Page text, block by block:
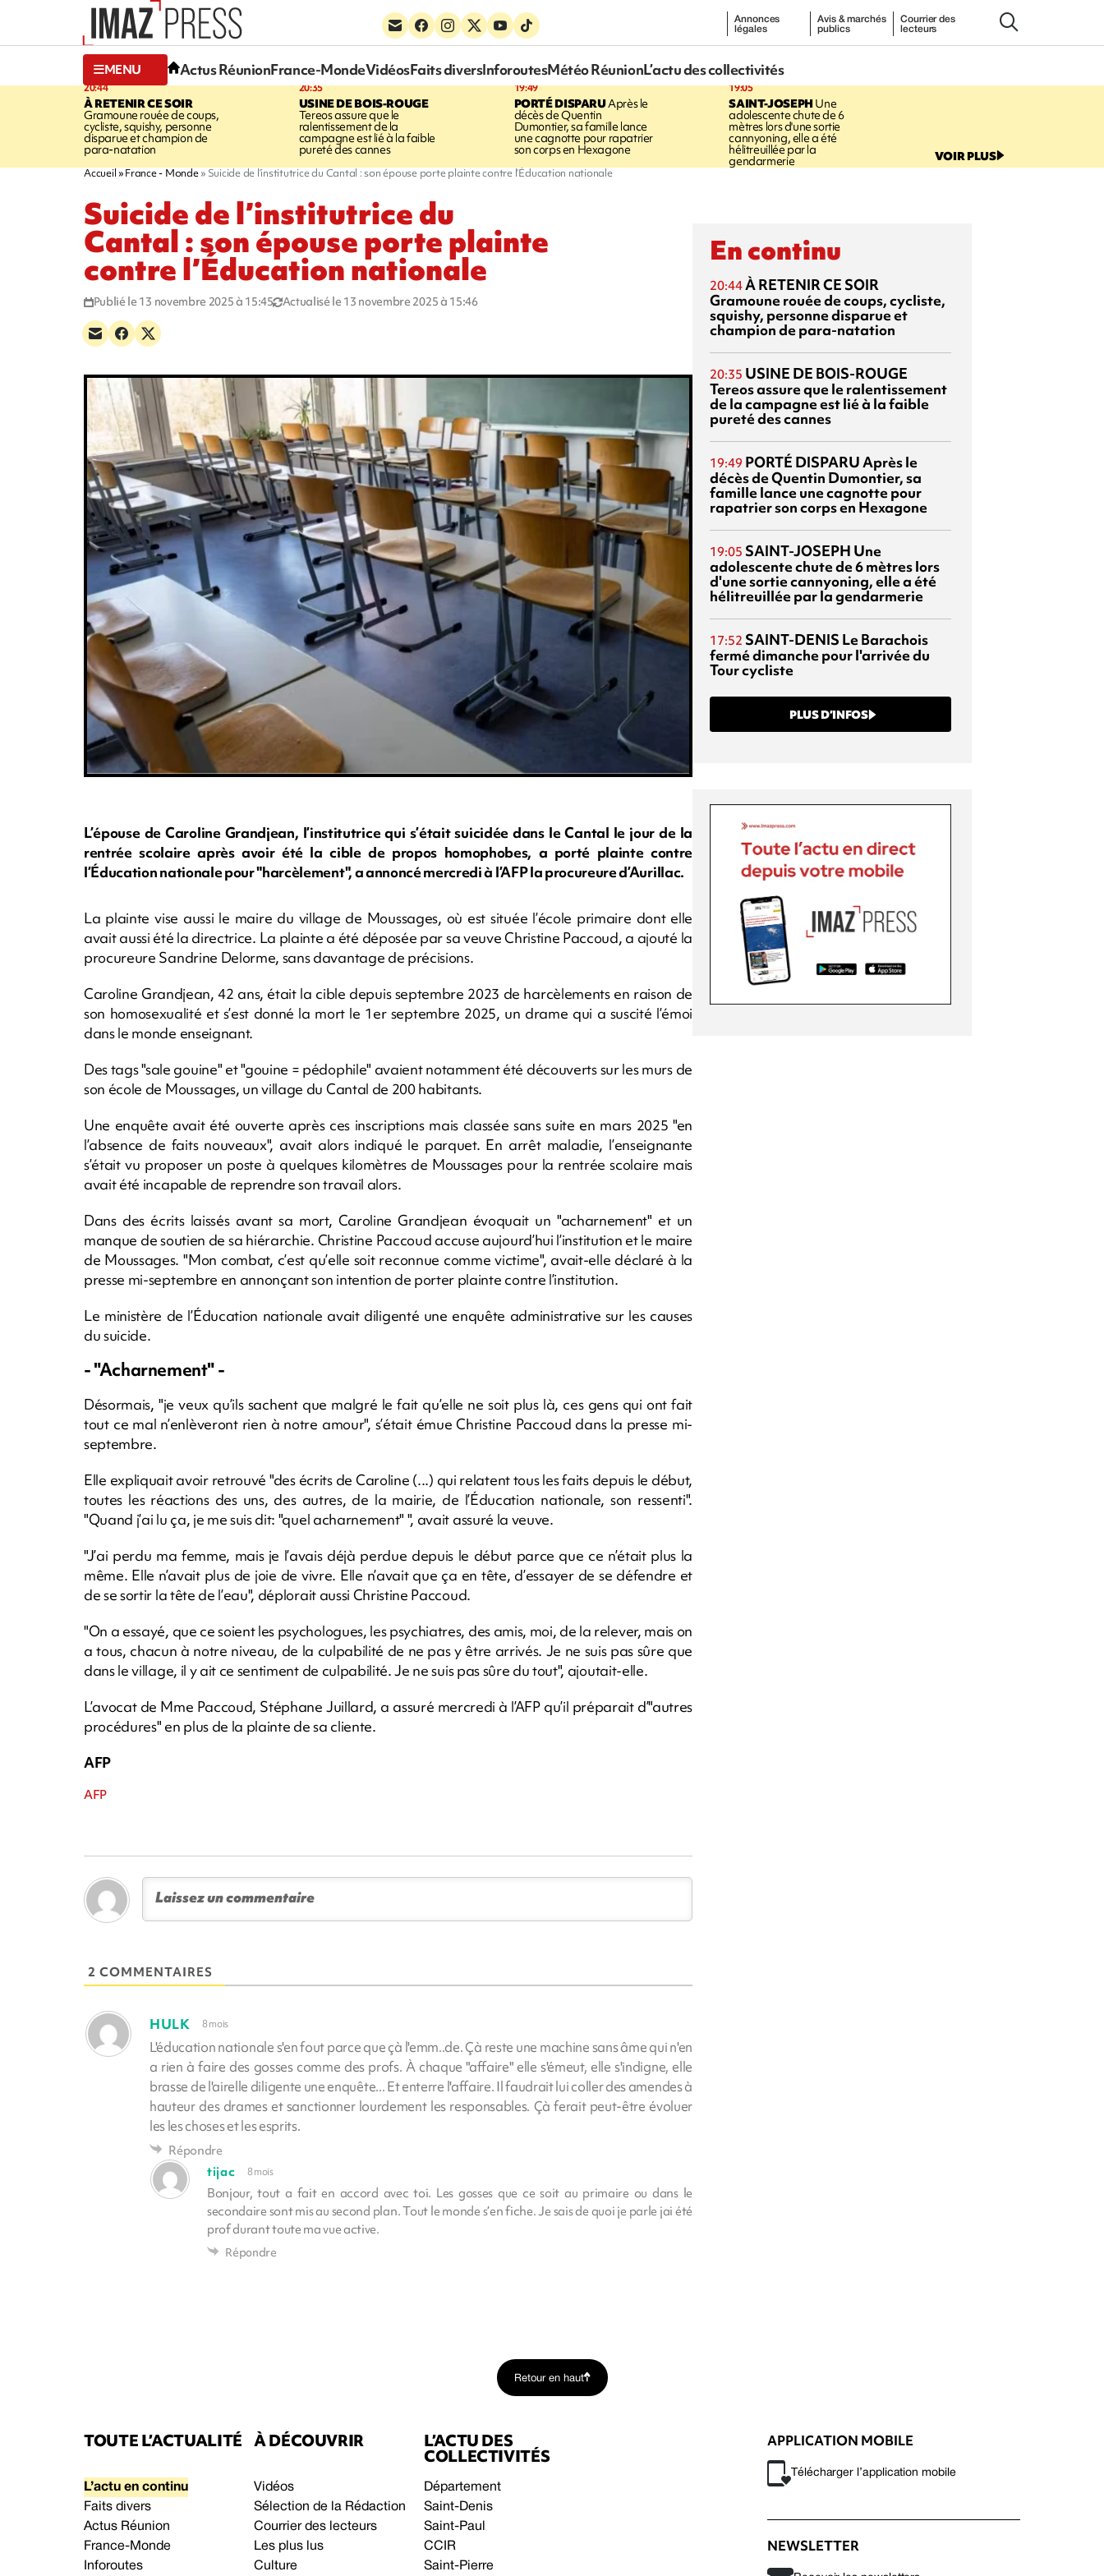
Annonces
légales
Avis & marchés
publics
Courrier des
lecteurs
MENU Actus RéunionFrance-MondeVidéosFaits diversInforoutesMétéo RéunionL’actu des collectivités
20:44
À RETENIR CE SOIR
Gramoune rouée de coups,
cycliste, squishy, personne
disparue et champion de
para-natation
20:35
USINE DE BOIS-ROUGE
Tereos assure que le
ralentissement de la
campagne est lié à la faible
pureté des cannes
19:49
PORTÉ DISPARUAprès le
décès de Quentin
Dumontier, sa famille lance
une cagnotte pour rapatrier
son corps en Hexagone
19:05
SAINT-JOSEPHUne
adolescente chute de 6
mètres lors d'une sortie
cannyoning, elle a été
hélitreuillée par la
gendarmerie VOIR PLUS
Accueil France - Monde Suicide de l’institutrice du Cantal : son épouse porte plainte contre l’Éducation nationale
Suicide de l’institutrice du
Cantal : son épouse porte plainte
contre l’Éducation nationale
Publié le 13 novembre 2025 à 15:45 Actualisé le 13 novembre 2025 à 15:46
L’épouse de Caroline Grandjean, l’institutrice qui s’était suicidée dans le Cantal le jour de la
rentrée scolaire après avoir été la cible de propos homophobes, a porté plainte contre
l’Éducation nationale pour "harcèlement", a annoncé mercredi à l’AFP la procureure d’Aurillac.
La plainte vise aussi le maire du village de Moussages, où est située l’école primaire dont elle
avait aussi été la directrice. La plainte a été déposée par sa veuve Christine Paccoud, a ajouté la
procureure Sandrine Delorme, sans davantage de précisions.
Caroline Grandjean, 42 ans, était la cible depuis septembre 2023 de harcèlements en raison de
son homosexualité et s’est donné la mort le 1er septembre 2025, un drame qui a suscité l’émoi
dans le monde enseignant.
Des tags "sale gouine" et "gouine = pédophile" avaient notamment été découverts sur les murs de
son école de Moussages, un village du Cantal de 200 habitants.
Une enquête avait été ouverte après ces inscriptions mais classée sans suite en mars 2025 "en
l’absence de faits nouveaux", avait alors indiqué le parquet. En arrêt maladie, l’enseignante
s’était vu proposer un poste à quelques kilomètres de Moussages pour la rentrée scolaire mais
avait été incapable de reprendre son travail alors.
Dans des écrits laissés avant sa mort, Caroline Grandjean évoquait un "acharnement" et un
manque de soutien de sa hiérarchie. Christine Paccoud accuse aujourd’hui l’institution et le maire
de Moussages. "Mon combat, c’est qu’elle soit reconnue comme victime", avait-elle déclaré à la
presse mi-septembre en annonçant son intention de porter plainte contre l’institution.
Le ministère de l’Éducation nationale avait diligenté une enquête administrative sur les causes
du suicide.
- "Acharnement" -
Désormais, "je veux qu’ils sachent que malgré le fait qu’elle ne soit plus là, ces gens qui ont fait
tout ce mal n’enlèveront rien à notre amour", s’était émue Christine Paccoud dans la presse mi-
septembre.
Elle expliquait avoir retrouvé "des écrits de Caroline (...) qui relatent tous les faits depuis le début,
toutes les réactions des uns, des autres, de la mairie, de l’Éducation nationale, son ressenti".
"Quand j’ai lu ça, je me suis dit: "quel acharnement" ", avait assuré la veuve.
"J’ai perdu ma femme, mais je l’avais déjà perdue depuis le début parce que ce n’était plus la
même. Elle n’avait plus de joie de vivre. Elle n’avait que ça en tête, d’essayer de se défendre et
de se sortir la tête de l’eau", déplorait aussi Christine Paccoud.
"On a essayé, que ce soient les psychologues, les psychiatres, des amis, moi, de la relever, mais on
a tous, chacun à notre niveau, de la culpabilité de ne pas y être arrivés. Je ne suis pas sûre que
dans le village, il y ait ce sentiment de culpabilité. Je ne suis pas sûre du tout", ajoutait-elle.
L’avocat de Mme Paccoud, Stéphane Juillard, a assuré mercredi à l’AFP qu’il préparait d’"autres
procédures" en plus de la plainte de sa cliente.
AFP
AFP
2 COMMENTAIRES
HULK 8 mois
L'éducation nationale s'en fout parce que çà l'emm..de. Çà reste une machine sans âme qui n'en
a rien à faire des gosses comme des profs. À chaque "affaire" elle s'émeut, elle s'indigne, elle
brasse de l'airelle diligente une enquête... Et enterre l'affaire. Il faudrait lui coller des amendes à
hauteur des drames et sanctionner lourdement les responsables. Çà ferait peut-être évoluer
les les choses et les esprits.
Répondre
tijac
8 mois
Bonjour, tout a fait en accord avec toi. Les gosses que ce soit au primaire ou dans le
secondaire sont mis au second plan. Tout le monde s’en fiche. Je sais de quoi je parle jai été
prof durant toute ma vue active.
Répondre
En continu
20:44À RETENIR CE SOIR
Gramoune rouée de coups, cycliste,
squishy, personne disparue et
champion de para-natation
20:35 USINE DE BOIS-ROUGE
Tereos assure que le ralentissement
de la campagne est lié à la faible
pureté des cannes
19:49 PORTÉ DISPARUAprès le
décès de Quentin Dumontier, sa
famille lance une cagnotte pour
rapatrier son corps en Hexagone
19:05 SAINT-JOSEPH Une
adolescente chute de 6 mètres lors
d'une sortie cannyoning, elle a été
hélitreuillée par la gendarmerie
17:52 SAINT-DENIS Le Barachois
fermé dimanche pour l'arrivée du
Tour cycliste
PLUS D’INFOS
Retour en haut
TOUTE L’ACTUALITÉ
L’actu en continu
Faits divers
Actus Réunion
France-Monde
Inforoutes
À DÉCOUVRIR
Vidéos
Sélection de la Rédaction
Courrier des lecteurs
Les plus lus
Culture
L’ACTU DES
COLLECTIVITÉS
Département
Saint-Denis
Saint-Paul
CCIR
Saint-Pierre
APPLICATION MOBILE
Télécharger l’application mobile
NEWSLETTER